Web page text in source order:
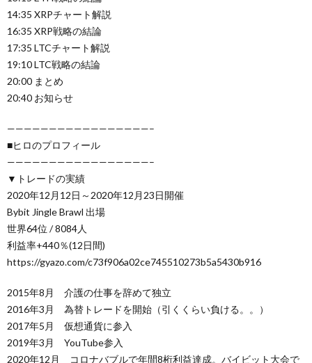
14:35 XRPチャート解説
16:35 XRP戦略の結論
17:35 LTCチャート解説
19:10 LTC戦略の結論
20:00 まとめ
20:40 お知らせ
—————————————————–
■ヒロのプロフィール
—————————————————–
▼トレードの実績
2020年12月12日～2020年12月23日開催
Bybit Jingle Brawl 出場
世界64位 / 8084人
利益率+440％(12日間)
https://gyazo.com/c73f906a02ce745510273b5a5430b916
2015年8月 介護の仕事を辞めて独立
2016年3月 為替トレードを開始（引くくらい負ける。。）
2017年5月 仮想通貨に参入
2019年3月 YouTube参入
2020年12月 コロナバブルで年間8桁利益達成。バイビット大会で